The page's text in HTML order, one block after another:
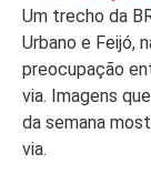
Um trecho da
Urbano e Feijó,
preocupação
via. Imagens
da semana
via.